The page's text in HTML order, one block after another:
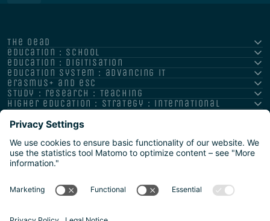
the oead
education : school
education : digitisation
education system : advancing it
erasmus+ and esc
study : research : teaching
higher education : strategy : international
Datenschutz